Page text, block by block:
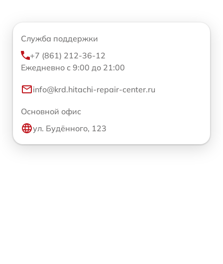
Служба поддержки
+7 (861) 212-36-12
Ежедневно с 9:00 до 21:00
info@krd.hitachi-repair-center.ru
Основной офис
ул. Будённого, 123